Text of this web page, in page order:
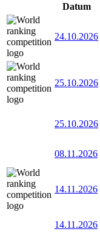
Datum
24.10.2026
25.10.2026
25.10.2026
08.11.2026
14.11.2026
14.11.2026